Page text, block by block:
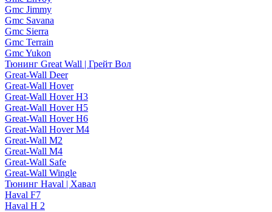
Gmc Jimmy
Gmc Savana
Gmc Sierra
Gmc Terrain
Gmc Yukon
Тюнинг Great Wall | Грейт Вол
Great-Wall Deer
Great-Wall Hover
Great-Wall Hover H3
Great-Wall Hover H5
Great-Wall Hover H6
Great-Wall Hover M4
Great-Wall M2
Great-Wall M4
Great-Wall Safe
Great-Wall Wingle
Тюнинг Haval | Хавал
Haval F7
Haval H 2